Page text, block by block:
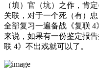
（填）官（坑）之作，肯
关联，对于一个死（有）
全部复习一遍备战《复联
来说，如果有一份鉴定报
联 4》不出戏就可以了。